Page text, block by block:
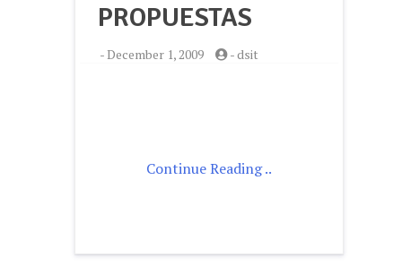
PROPUESTAS
-December 1, 2009 -dsit
Continue Reading ..